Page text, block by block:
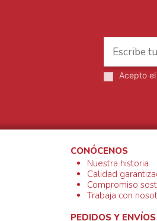
Acepto
CONÓCENOS
Nuestra historia
Calidad
Compromiso
Trabaja con
PEDIDOS Y ENVÍOS